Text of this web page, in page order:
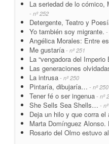
La seriedad de lo cómico,
- nº 252
Detergente, Teatro y
Yo también soy migrante. -
Angélica Morales: Entre
Me gustaría - nº 251
La “vengadora del Imperio
Las generaciones
La intrusa - nº 250
Pintaría, dibujaría… - nº 250
Tener fé o ser ingenua - nº
She Sells Sea Shells… -
Deja un hilo y que corra el
Marta Domínguez Alonso.
Rosario del Olmo estuvo